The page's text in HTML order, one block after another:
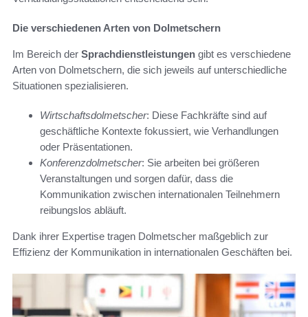
Die verschiedenen Arten von Dolmetschern
Im Bereich der Sprachdienstleistungen gibt es verschiedene
Arten von Dolmetschern, die sich jeweils auf unterschiedliche
Situationen spezialisieren.
Wirtschaftsdolmetscher: Diese Fachkräfte sind auf
geschäftliche Kontexte fokussiert, wie Verhandlungen
oder Präsentationen.
Konferenzdolmetscher: Sie arbeiten bei größeren
Veranstaltungen und sorgen dafür, dass die
Kommunikation zwischen internationalen Teilnehmern
reibungslos abläuft.
Dank ihrer Expertise tragen Dolmetscher maßgeblich zur
Effizienz der Kommunikation in internationalen Geschäften bei.